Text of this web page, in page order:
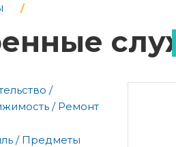
/
/ Ремонт
/ Предметы